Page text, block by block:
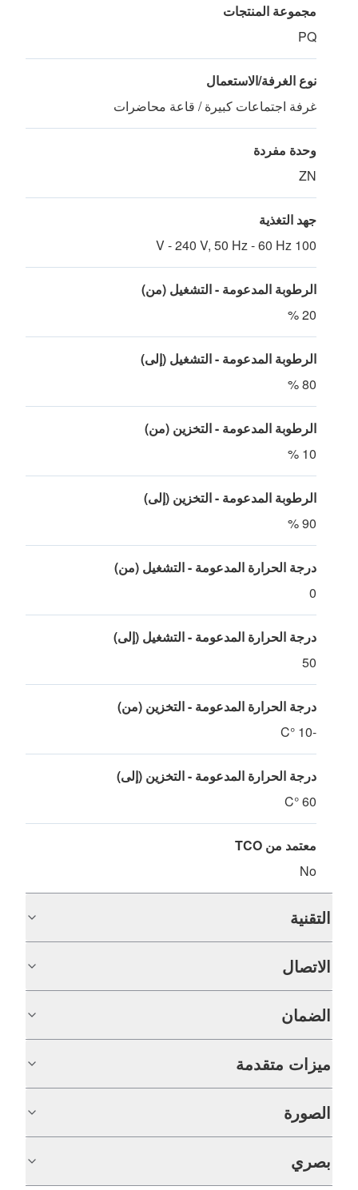
مجموعة المنتجات
PQ
نوع الغرفة/الاستعمال
غرفة اجتماعات كبيرة / قاعة محاضرات
وحدة مفردة
ZN
جهد التغذية
100 V - 240 V, 50 Hz - 60 Hz
الرطوبة المدعومة - التشغيل (من)
20 %
الرطوبة المدعومة - التشغيل (إلى)
80 %
الرطوبة المدعومة - التخزين (من)
10 %
الرطوبة المدعومة - التخزين (إلى)
90 %
درجة الحرارة المدعومة - التشغيل (من)
0
درجة الحرارة المدعومة - التشغيل (إلى)
50
درجة الحرارة المدعومة - التخزين (من)
-10 °C
درجة الحرارة المدعومة - التخزين (إلى)
60 °C
معتمد من TCO
No
التقنية
الاتصال
الضمان
ميزات متقدمة
الصورة
بصري